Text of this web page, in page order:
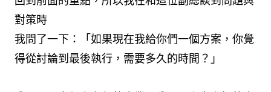
對策時
我問了一下：「如果現在我給你們一個方案，你覺
得從討論到最後執行，需要多久的時間？」